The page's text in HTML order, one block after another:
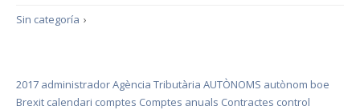
›
Sin categoría
2017 administradorAgència Tributària AUTÒNOMS autònom boe
Brexit calendari comptes Comptes anuals Contractes control